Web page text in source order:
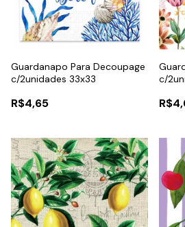
Guardanapo Para Decoupage
c/2unidades 33x33
R$4,65
c/